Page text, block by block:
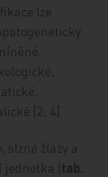
lze
[2, 4] .
slzné žlázy a
jednotka (tab.